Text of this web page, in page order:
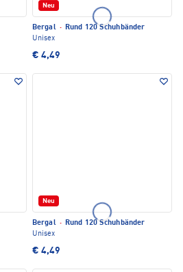
Neu
Bergal · Rund 120 Schuhbänder
Unisex
€ 4,49
Neu
Bergal · Rund 120 Schuhbänder
Unisex
€ 4,49